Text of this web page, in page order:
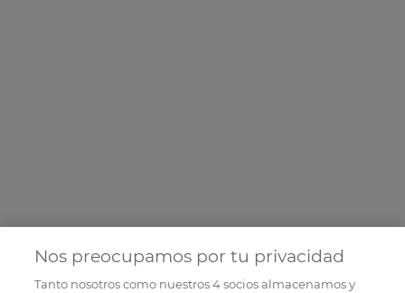
Nos preocupamos por tu privacidad
Tanto nosotros como nuestros4socios almacenamos y